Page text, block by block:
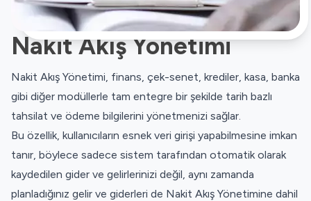
Nakit Akış Yönetimi
Nakit Akış Yönetimi, finans, çek-senet, krediler, kasa, banka
gibi diğer modüllerle tam entegre bir şekilde tarih bazlı
tahsilat ve ödeme bilgilerini yönetmenizi sağlar.
Bu özellik, kullanıcıların esnek veri girişi yapabilmesine imkan
tanır, böylece sadece sistem tarafından otomatik olarak
kaydedilen gider ve gelirlerinizi değil, aynı zamanda
planladığınız gelir ve giderleri de Nakit Akış Yönetimine dahil